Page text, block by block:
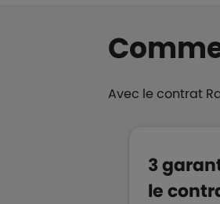
Avec le contrat
3
le